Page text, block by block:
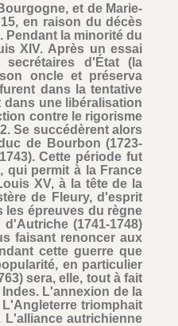
et de Marie-
en raison du décès
Pendant la minorité du
XIV. Après un essai
d'État (la
oncle et préserva
dans la tentative
dans une libéralisation
contre le rigorisme
Se succédèrent alors
de Bourbon (1723-
Cette période fut
qui permit à la France
XV, à la tête de la
de Fleury, d'esprit
les épreuves du règne
(1741-1748)
faisant renoncer aux
cette guerre que
en particulier
sera, elle, tout à fait
L'annexion de la
triomphait
autrichienne